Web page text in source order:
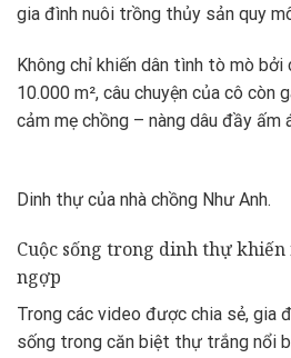
gia đình nuôi trồng thủy sản quy
Không chỉ khiến dân tình tò mò
10.000 m², câu chuyện của cô còn
cảm mẹ chồng – nàng dâu đầy ấm
Dinh thự của nhà chồng Như Anh.
Cuộc sống trong dinh thự
ngợp
Trong các video được chia sẻ, gia
sống trong căn biệt thự trắng nổi